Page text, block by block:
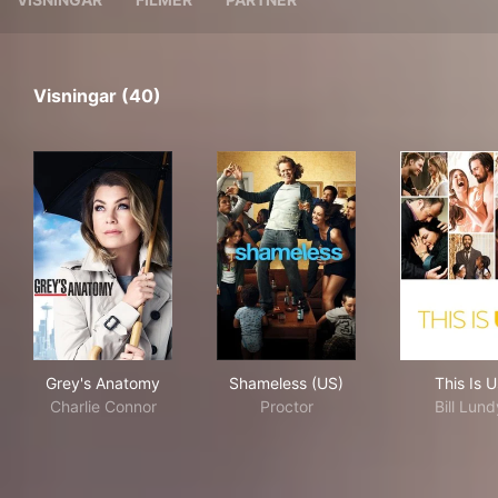
Visningar (40)
Grey's Anatomy
Charlie Connor
Shameless (US)
Proctor
This Is
Bill